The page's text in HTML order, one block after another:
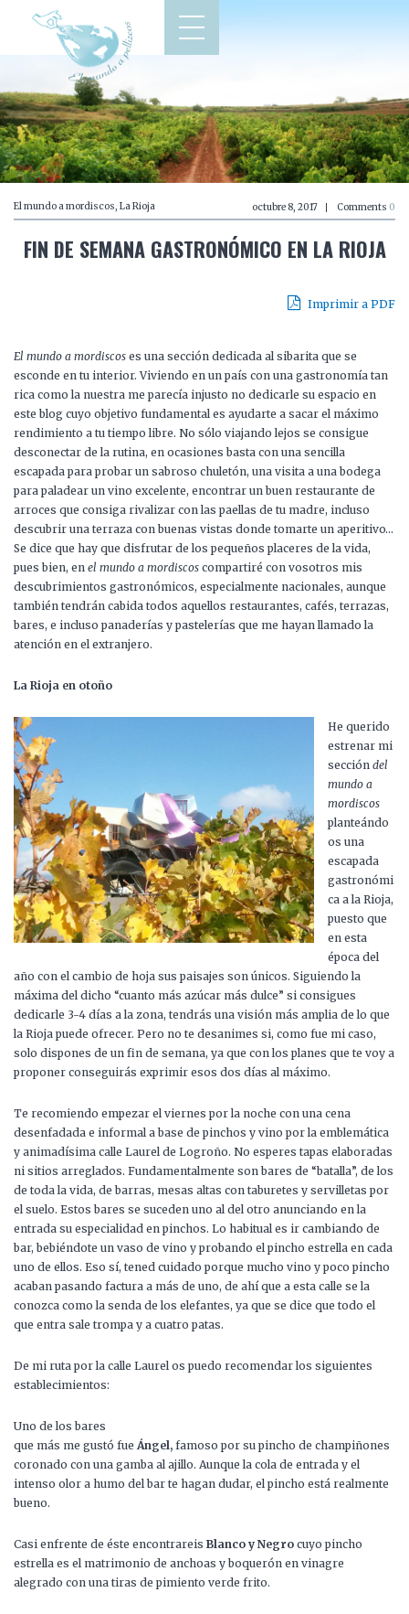
El mundo a mordiscos, La Rioja octubre 8, 2017 Comments 0
FIN DE SEMANA GASTRONÓMICO EN LA RIOJA
Imprimir a PDF
El mundo a mordiscos es una sección dedicada al sibarita que se
esconde en tu interior. Viviendo en un país con una gastronomía tan
rica como la nuestra me parecía injusto no dedicarle su espacio en
este blog cuyo objetivo fundamental es ayudarte a sacar el máximo
rendimiento a tu tiempo libre. No sólo viajando lejos se consigue
desconectar de la rutina, en ocasiones basta con una sencilla
escapada para probar un sabroso chuletón, una visita a una bodega
para paladear un vino excelente, encontrar un buen restaurante de
arroces que consiga rivalizar con las paellas de tu madre, incluso
descubrir una terraza con buenas vistas donde tomarte un aperitivo…
Se dice que hay que disfrutar de los pequeños placeres de la vida,
pues bien, en el mundo a mordiscos compartiré con vosotros mis
descubrimientos gastronómicos, especialmente nacionales, aunque
también tendrán cabida todos aquellos restaurantes, cafés, terrazas,
bares, e incluso panaderías y pastelerías que me hayan llamado la
atención en el extranjero.
La Rioja en otoño
He querido
estrenar mi
sección del
mundo a
mordiscos
planteándo
os una
escapada
gastronómi
ca a la Rioja,
puesto que
en esta
época del
año con el cambio de hoja sus paisajes son únicos. Siguiendo la
máxima del dicho “cuanto más azúcar más dulce” si consigues
dedicarle 3-4 días a la zona, tendrás una visión más amplia de lo que
la Rioja puede ofrecer. Pero no te desanimes si, como fue mi caso,
solo dispones de un fin de semana, ya que con los planes que te voy a
proponer conseguirás exprimir esos dos días al máximo.
Te recomiendo empezar el viernes por la noche con una cena
desenfadada e informal a base de pinchos y vino por la emblemática
y animadísima calle Laurel de Logroño. No esperes tapas elaboradas
ni sitios arreglados. Fundamentalmente son bares de “batalla”, de los
de toda la vida, de barras, mesas altas con taburetes y servilletas por
el suelo. Estos bares se suceden uno al del otro anunciando en la
entrada su especialidad en pinchos. Lo habitual es ir cambiando de
bar, bebiéndote un vaso de vino y probando el pincho estrella en cada
uno de ellos. Eso sí, tened cuidado porque mucho vino y poco pincho
acaban pasando factura a más de uno, de ahí que a esta calle se la
conozca como la senda de los elefantes, ya que se dice que todo el
que entra sale trompa y a cuatro patas.
De mi ruta por la calle Laurel os puedo recomendar los siguientes
establecimientos:
Uno de los bares
que más me gustó fue Ángel, famoso por su pincho de champiñones
coronado con una gamba al ajillo. Aunque la cola de entrada y el
intenso olor a humo del bar te hagan dudar, el pincho está realmente
bueno.
Casi enfrente de éste encontrareis Blanco y Negro cuyo pincho
estrella es el matrimonio de anchoas y boquerón en vinagre
alegrado con una tiras de pimiento verde frito.